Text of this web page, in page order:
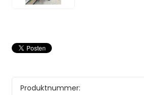
Produktnummer: